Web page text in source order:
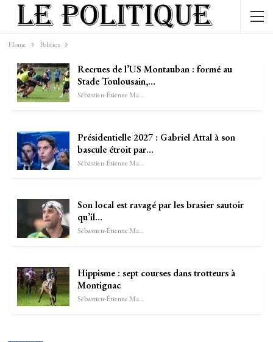
Home Politics
Recrues de l’US Montauban : formé au
Stade Toulousain,…
Sébastien-Étienne Marechal
Présidentielle 2027 : Gabriel Attal à son
bascule étroit par…
Sébastien-Étienne Marechal
Son local est ravagé par les brasier sautoir
qu’il…
Sébastien-Étienne Marechal
Hippisme : sept courses dans trotteurs à
Montignac
Sébastien-Étienne Marechal